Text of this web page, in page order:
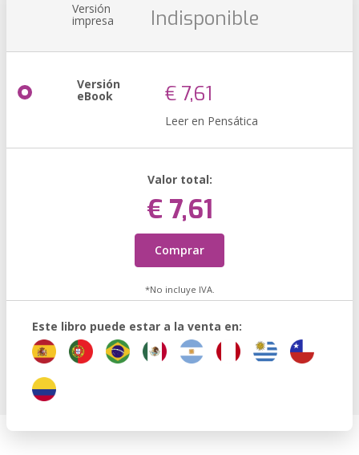
Versión
impresa Indisponible
Versión
eBook € 7,61
Leer en Pensática
Valor total:
€ 7,61
Comprar
*No incluye IVA.
Este libro puede estar a la venta en: